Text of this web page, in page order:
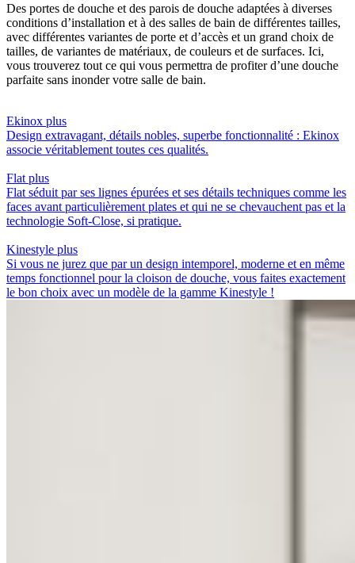
Des portes de douche et des parois de douche adaptées à diverses
conditions d’installation et à des salles de bain de différentes tailles,
avec différentes variantes de porte et d’accès et un grand choix de
tailles, de variantes de matériaux, de couleurs et de surfaces. Ici,
vous trouverez tout ce qui vous permettra de profiter d’une douche
parfaite sans inonder votre salle de bain.
Ekinox plus
Design extravagant, détails nobles, superbe fonctionnalité : Ekinox
associe véritablement toutes ces qualités.
Flat plus
Flat séduit par ses lignes épurées et ses détails techniques comme les
faces avant particulièrement plates et qui ne se chevauchent pas et la
technologie Soft-Close, si pratique.
Kinestyle plus
Si vous ne jurez que par un design intemporel, moderne et en même
temps fonctionnel pour la cloison de douche, vous faites exactement
le bon choix avec un modèle de la gamme Kinestyle !